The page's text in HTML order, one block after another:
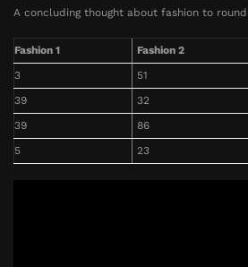
A concluding thought about fashion to
Fashion 1 Fashion 2
3
51
39
32
39
86
5
23